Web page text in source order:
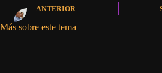
ANTERIOR
Más sobre este tema